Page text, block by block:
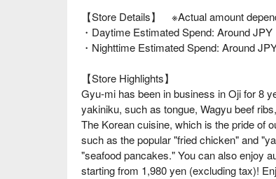
【Store Details】 ※Actual amount
・Daytime Estimated Spend: Around
・Nighttime Estimated Spend: Around
【Store Highlights】
Gyu-mi has been in business in Oji for 8
yakiniku, such as tongue, Wagyu beef
The Korean cuisine, which is the pride of
such as the popular "fried chicken" and
"seafood pancakes." You can also enjoy
starting from 1,980 yen (excluding tax)!